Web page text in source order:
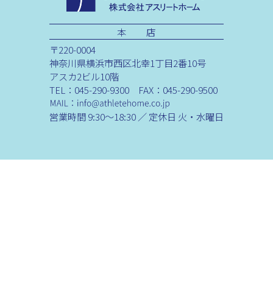
本 店
〒220-0004
神奈川県横浜市西区北幸1丁目2番10号
アスカ2ビル10階
TEL：045-290-9300 FAX：045-290-9500
営業時間 9:30～18:30 ／ 定休日 火・水曜日